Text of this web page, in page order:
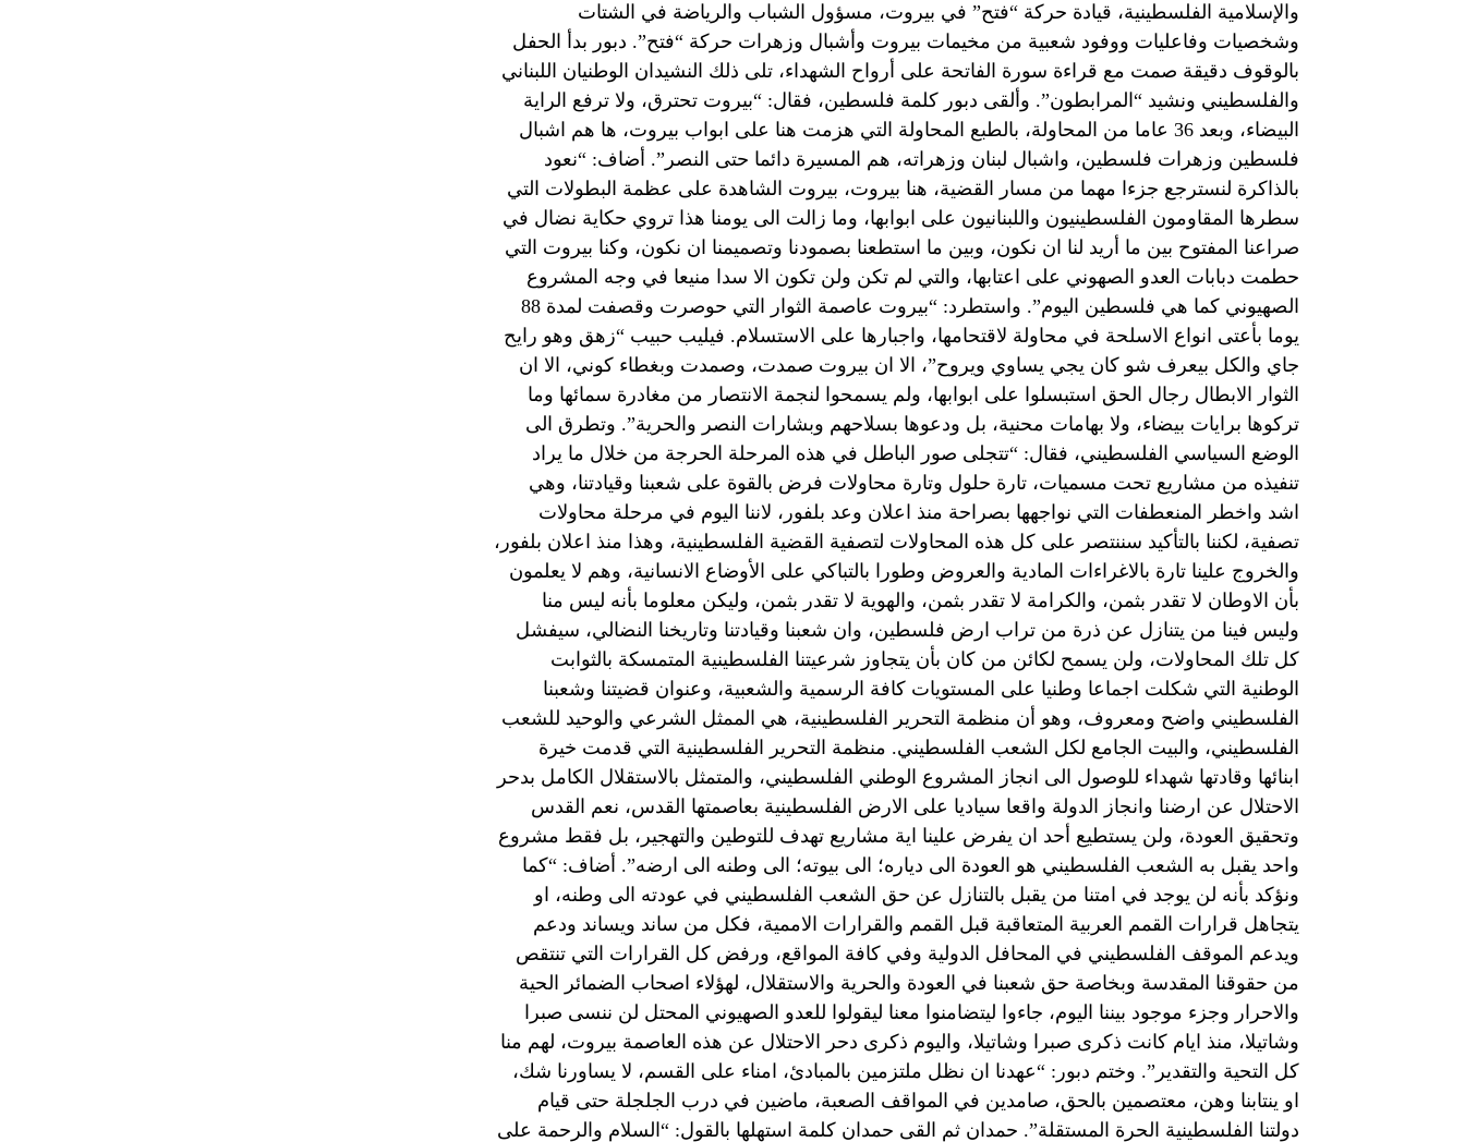
والإسلامية الفلسطينية، قيادة حركة “فتح” في بيروت، مسؤول الشباب والرياضة في الشتات
وشخصيات وفاعليات ووفود شعبية من مخيمات بيروت وأشبال وزهرات حركة “فتح”. دبور بدأ الحفل
بالوقوف دقيقة صمت مع قراءة سورة الفاتحة على أرواح الشهداء، تلى ذلك النشيدان الوطنيان اللبناني
والفلسطيني ونشيد “المرابطون”. وألقى دبور كلمة فلسطين، فقال: “بيروت تحترق، ولا ترفع الراية
البيضاء، وبعد 36 عاما من المحاولة، بالطبع المحاولة التي هزمت هنا على ابواب بيروت، ها هم اشبال
فلسطين وزهرات فلسطين، واشبال لبنان وزهراته، هم المسيرة دائما حتى النصر”. أضاف: “نعود
بالذاكرة لنسترجع جزءا مهما من مسار القضية، هنا بيروت، بيروت الشاهدة على عظمة البطولات التي
سطرها المقاومون الفلسطينيون واللبنانيون على ابوابها، وما زالت الى يومنا هذا تروي حكاية نضال في
صراعنا المفتوح بين ما أريد لنا ان نكون، وبين ما استطعنا بصمودنا وتصميمنا ان نكون، وكنا بيروت التي
حطمت دبابات العدو الصهوني على اعتابها، والتي لم تكن ولن تكون الا سدا منيعا في وجه المشروع
الصهيوني كما هي فلسطين اليوم”. واستطرد: “بيروت عاصمة الثوار التي حوصرت وقصفت لمدة 88
يوما بأعتى انواع الاسلحة في محاولة لاقتحامها، واجبارها على الاستسلام. فيليب حبيب “زهق وهو رايح
جاي والكل بيعرف شو كان يجي يساوي ويروح”، الا ان بيروت صمدت، وصمدت وبغطاء كوني، الا ان
الثوار الابطال رجال الحق استبسلوا على ابوابها، ولم يسمحوا لنجمة الانتصار من مغادرة سمائها وما
تركوها برايات بيضاء، ولا بهامات محنية، بل ودعوها بسلاحهم وبشارات النصر والحرية”. وتطرق الى
الوضع السياسي الفلسطيني، فقال: “تتجلى صور الباطل في هذه المرحلة الحرجة من خلال ما يراد
تنفيذه من مشاريع تحت مسميات، تارة حلول وتارة محاولات فرض بالقوة على شعبنا وقيادتنا، وهي
اشد واخطر المنعطفات التي نواجهها بصراحة منذ اعلان وعد بلفور، لاننا اليوم في مرحلة محاولات
تصفية، لكننا بالتأكيد سننتصر على كل هذه المحاولات لتصفية القضية الفلسطينية، وهذا منذ اعلان بلفور،
والخروج علينا تارة بالاغراءات المادية والعروض وطورا بالتباكي على الأوضاع الانسانية، وهم لا يعلمون
بأن الاوطان لا تقدر بثمن، والكرامة لا تقدر بثمن، والهوية لا تقدر بثمن، وليكن معلوما بأنه ليس منا
وليس فينا من يتنازل عن ذرة من تراب ارض فلسطين، وان شعبنا وقيادتنا وتاريخنا النضالي، سيفشل
كل تلك المحاولات، ولن يسمح لكائن من كان بأن يتجاوز شرعيتنا الفلسطينية المتمسكة بالثوابت
الوطنية التي شكلت اجماعا وطنيا على المستويات كافة الرسمية والشعبية، وعنوان قضيتنا وشعبنا
الفلسطيني واضح ومعروف، وهو أن منظمة التحرير الفلسطينية، هي الممثل الشرعي والوحيد للشعب
الفلسطيني، والبيت الجامع لكل الشعب الفلسطيني. منظمة التحرير الفلسطينية التي قدمت خيرة
ابنائها وقادتها شهداء للوصول الى انجاز المشروع الوطني الفلسطيني، والمتمثل بالاستقلال الكامل بدحر
الاحتلال عن ارضنا وانجاز الدولة واقعا سياديا على الارض الفلسطينية بعاصمتها القدس، نعم القدس
وتحقيق العودة، ولن يستطيع أحد ان يفرض علينا اية مشاريع تهدف للتوطين والتهجير، بل فقط مشروع
واحد يقبل به الشعب الفلسطيني هو العودة الى دياره؛ الى بيوته؛ الى وطنه الى ارضه”. أضاف: “كما
ونؤكد بأنه لن يوجد في امتنا من يقبل بالتنازل عن حق الشعب الفلسطيني في عودته الى وطنه، او
يتجاهل قرارات القمم العربية المتعاقبة قبل القمم والقرارات الاممية، فكل من ساند ويساند ودعم
ويدعم الموقف الفلسطيني في المحافل الدولية وفي كافة المواقع، ورفض كل القرارات التي تنتقص
من حقوقنا المقدسة وبخاصة حق شعبنا في العودة والحرية والاستقلال، لهؤلاء اصحاب الضمائر الحية
والاحرار وجزء موجود بيننا اليوم، جاءوا ليتضامنوا معنا ليقولوا للعدو الصهيوني المحتل لن ننسى صبرا
وشاتيلا، منذ ايام كانت ذكرى صبرا وشاتيلا، واليوم ذكرى دحر الاحتلال عن هذه العاصمة بيروت، لهم منا
كل التحية والتقدير”. وختم دبور: “عهدنا ان نظل ملتزمين بالمبادئ، امناء على القسم، لا يساورنا شك،
او ينتابنا وهن، معتصمين بالحق، صامدين في المواقف الصعبة، ماضين في درب الجلجلة حتى قيام
دولتنا الفلسطينية الحرة المستقلة”. حمدان ثم القى حمدان كلمة استهلها بالقول: “السلام والرحمة على